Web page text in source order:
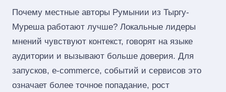
Почему местные авторы Румынии из Тыргу-
Муреша работают лучше? Локальные лидеры
мнений чувствуют контекст, говорят на языке
аудитории и вызывают больше доверия. Для
запусков, e‑commerce, событий и сервисов это
означает более точное попадание, рост